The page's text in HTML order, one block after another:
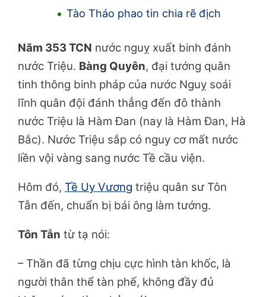
Tào Tháo phao tin chia rẽ địch
Năm 353 TCN nước nguỵ xuất binh đánh
nước Triệu. Bàng Quyên, đại tướng quân
tinh thông binh pháp của nước Nguỵ soái
lĩnh quân đội đánh thẳng đến đô thành
nước Triệu là Hàm Đan (nay là Hàm Đan, Hà
Bắc). Nước Triệu sắp có nguy cơ mất nước
liền vội vàng sang nước Tề cầu viện.
Hôm đó, Tề Uy Vương triệu quân sư Tôn
Tẫn đến, chuẩn bị bái ông làm tướng.
Tôn Tẫn từ tạ nói:
– Thần đã từng chịu cực hình tàn khốc, là
người thân thể tàn phế, không đầy đủ